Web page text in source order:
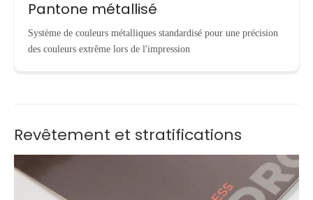
Pantone métallisé
Système de couleurs métalliques standardisé pour une précision
des couleurs extrême lors de l'impression
Revêtement et stratifications